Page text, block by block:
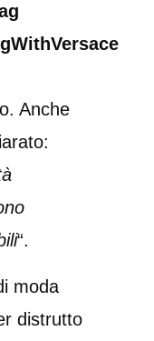
Anche
“.
moda
distrutto